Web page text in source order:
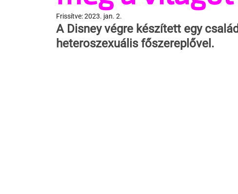
Frissítve:2023. jan. 2.
A Disney végre készített egy
heteroszexuális főszereplővel.